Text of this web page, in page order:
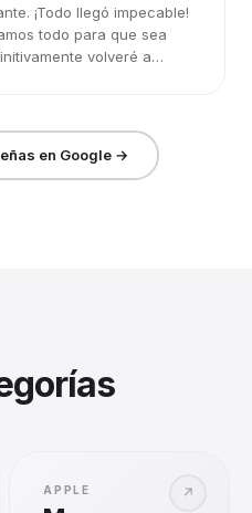
¡Todo llegó impecable!
todo para que sea
volveré a
en Google →
↗
APPLE